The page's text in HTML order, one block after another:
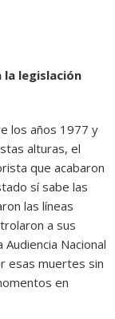
la legislación
los años 1977 y
alturas, el
que acabaron
sí sabe las
las líneas
a sus
Nacional
esas muertes sin
en